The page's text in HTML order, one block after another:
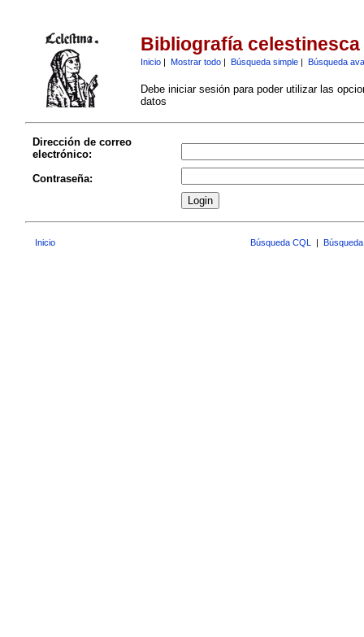
Bibliografía celestinesca
Inicio| Mostrar todo| Búsqueda simple| Búsqueda
Debe iniciar sesión para poder utilizar las
datos
Dirección de correo
electrónico:
Contraseña:
Inicio Búsqueda CQL |